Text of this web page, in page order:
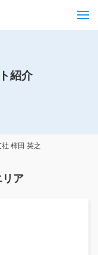
紹介
柿田 英之
ア